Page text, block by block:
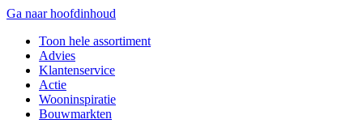
Ga naar hoofdinhoud
Toon hele assortiment
Advies
Klantenservice
Actie
Wooninspiratie
Bouwmarkten